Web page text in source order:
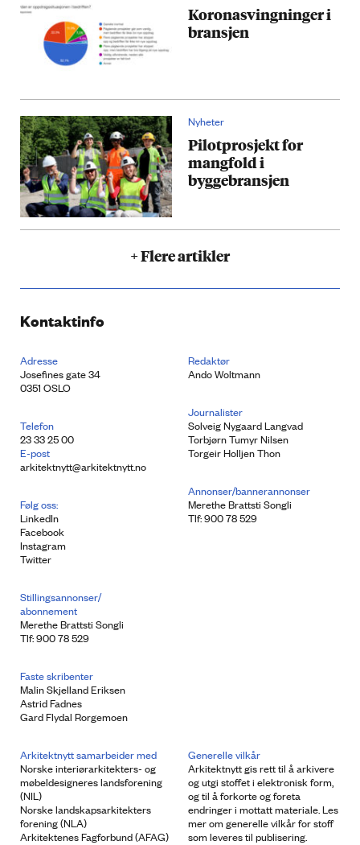
Koronasvingninger i
bransjen
Nyheter
Pilotprosjekt for
mangfold i
byggebransjen
+ Flere artikler
Kontaktinfo
Adresse
Josefines gate 34
0351 OSLO
Telefon
23 33 25 00
E-post
arkitektnytt@arkitektnytt.no
Følg oss:
LinkedIn
Facebook
Instagram
Twitter
Redaktør
Ando Woltmann
Journalister
Solveig Nygaard Langvad
Torbjørn Tumyr Nilsen
Torgeir Holljen Thon
Annonser/bannerannonser
Merethe Brattsti Songli
Tlf: 900 78 529
Stillingsannonser/
abonnement
Merethe Brattsti Songli
Tlf: 900 78 529
Faste skribenter
Malin Skjelland Eriksen
Astrid Fadnes
Gard Flydal Rorgemoen
Arkitektnytt samarbeider med
Norske interiørarkitekters- og
møbeldesigneres landsforening
(NIL)
Norske landskapsarkitekters
forening (NLA)
Arkitektenes Fagforbund (AFAG)
Generelle vilkår
Arkitektnytt gis rett til å arkivere
og utgi stoffet i elektronisk form,
og til å forkorte og foreta
endringer i mottatt materiale. Les
mer om generelle vilkår for stoff
som leveres til publisering.